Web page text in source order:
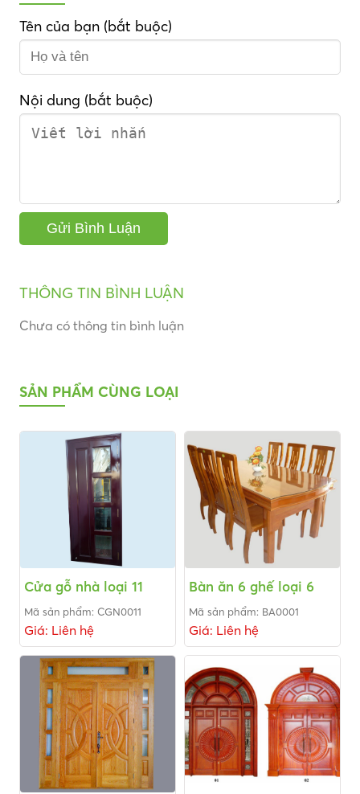
Tên của bạn (bắt buộc)
Nội dung (bắt buộc)
THÔNG TIN BÌNH LUẬN
Chưa có thông tin bình luận
SẢN PHẨM CÙNG LOẠI
Cửa gỗ nhà loại 11
Mã sản phẩm: CGN0011
Giá: Liên hệ
Bàn ăn 6 ghế loại 6
Mã sản phẩm: BA0001
Giá: Liên hệ